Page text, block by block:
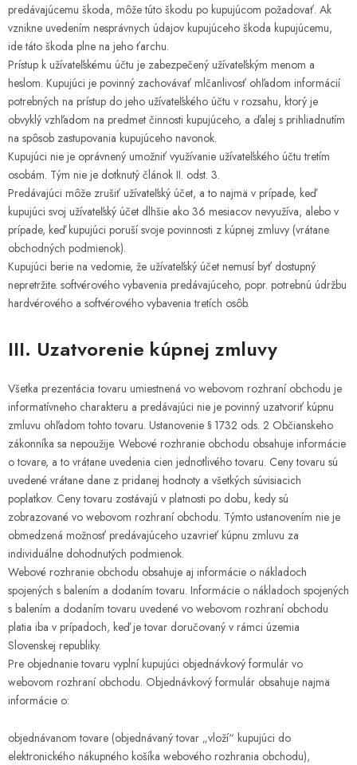
predávajúcemu škoda, môže túto škodu po kupujúcom požadovať. Ak
vznikne uvedením nesprávnych údajov kupujúceho škoda kupujúcemu,
ide táto škoda plne na jeho ťarchu.
Prístup k užívateľskému účtu je zabezpečený užívateľským menom a
heslom. Kupujúci je povinný zachovávať mlčanlivosť ohľadom informácií
potrebných na prístup do jeho užívateľského účtu v rozsahu, ktorý je
obvyklý vzhľadom na predmet činnosti kupujúceho, a ďalej s prihliadnutím
na spôsob zastupovania kupujúceho navonok.
Kupujúci nie je oprávnený umožniť využívanie užívateľského účtu tretím
osobám. Tým nie je dotknutý článok II. odst. 3.
Predávajúci môže zrušiť užívateľský účet, a to najmä v prípade, keď
kupujúci svoj užívateľský účet dlhšie ako 36 mesiacov nevyužíva, alebo v
prípade, keď kupujúci poruší svoje povinnosti z kúpnej zmluvy (vrátane
obchodných podmienok).
Kupujúci berie na vedomie, že užívateľský účet nemusí byť dostupný
nepretržite. softvérového vybavenia predávajúceho, popr. potrebnú údržbu
hardvérového a softvérového vybavenia tretích osôb.
III. Uzatvorenie kúpnej zmluvy
Všetka prezentácia tovaru umiestnená vo webovom rozhraní obchodu je
informatívneho charakteru a predávajúci nie je povinný uzatvoriť kúpnu
zmluvu ohľadom tohto tovaru. Ustanovenie § 1732 ods. 2 Občianskeho
zákonníka sa nepoužije. Webové rozhranie obchodu obsahuje informácie
o tovare, a to vrátane uvedenia cien jednotlivého tovaru. Ceny tovaru sú
uvedené vrátane dane z pridanej hodnoty a všetkých súvisiacich
poplatkov. Ceny tovaru zostávajú v platnosti po dobu, kedy sú
zobrazované vo webovom rozhraní obchodu. Týmto ustanovením nie je
obmedzená možnosť predávajúceho uzavrieť kúpnu zmluvu za
individuálne dohodnutých podmienok.
Webové rozhranie obchodu obsahuje aj informácie o nákladoch
spojených s balením a dodaním tovaru. Informácie o nákladoch spojených
s balením a dodaním tovaru uvedené vo webovom rozhraní obchodu
platia iba v prípadoch, keď je tovar doručovaný v rámci územia
Slovenskej republiky.
Pre objednanie tovaru vyplní kupujúci objednávkový formulár vo
webovom rozhraní obchodu. Objednávkový formulár obsahuje najmä
informácie o:
objednávanom tovare (objednávaný tovar „vloží“ kupujúci do
elektronického nákupného košíka webového rozhrania obchodu),